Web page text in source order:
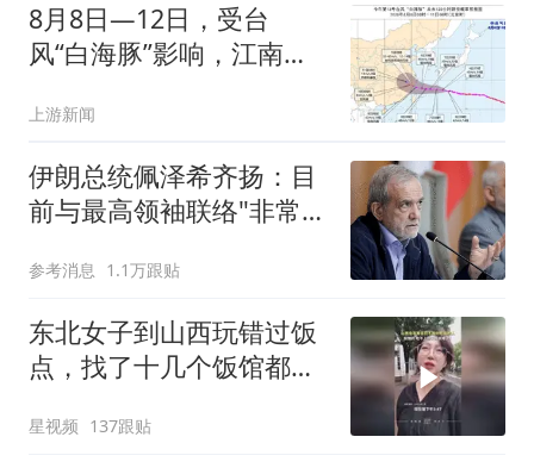
8月8日—12日，受台
风“白海豚”影响，江南、
大到暴雨，江苏多地紧急
推迟“小开渔”
上游新闻
伊朗总统佩泽希齐扬：目
前与最高领袖联络"非常困
参考消息 1.1万跟贴
东北女子到山西玩错过饭
点，找了十几个饭馆都没
星视频 137跟贴